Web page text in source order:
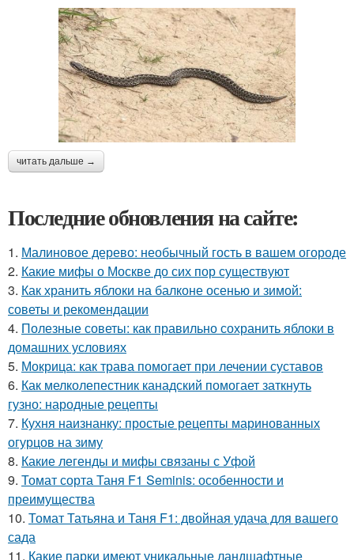
читать дальше →
Последние обновления на сайте:
1. Малиновое дерево: необычный гость в вашем огороде
2. Какие мифы о Москве до сих пор существуют
3. Как хранить яблоки на балконе осенью и зимой:
советы и рекомендации
4. Полезные советы: как правильно сохранить яблоки в
домашних условиях
5. Мокрица: как трава помогает при лечении суставов
6. Как мелколепестник канадский помогает заткнуть
гузно: народные рецепты
7. Кухня наизнанку: простые рецепты маринованных
огурцов на зиму
8. Какие легенды и мифы связаны с Уфой
9. Томат сорта Таня F1 Seminis: особенности и
преимущества
10. Томат Татьяна и Таня F1: двойная удача для вашего
сада
11. Какие парки имеют уникальные ландшафтные